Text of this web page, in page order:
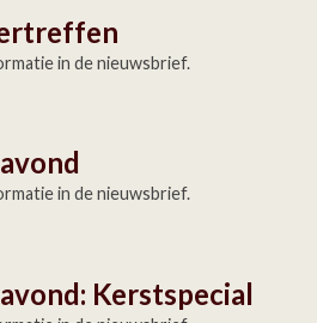
in de nieuwsbrief.
in de nieuwsbrief.
Kerstspecial